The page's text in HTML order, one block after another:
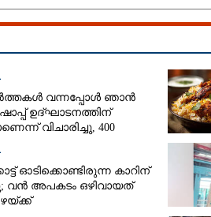
വന്നപ്പോൾ ഞാൻ
ഉദ്ഘാടനത്തിന്
വിചാരിച്ചു, 400
ഓടിക്കൊണ്ടിരുന്ന കാറിന്
വൻ അപകടം ഒഴിവായത്